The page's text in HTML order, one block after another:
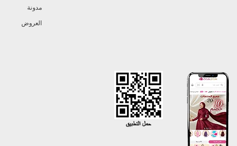
مدونة
العروض